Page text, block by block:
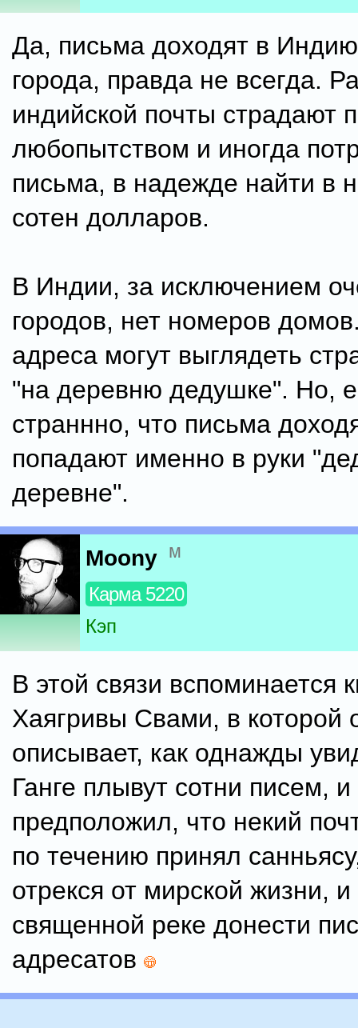
Да, письма доходят в
города, правда не всегда.
индийской почты
любопытством и иногда
письма, в надежде найти в
сотен долларов.
В Индии, за исключением
городов, нет номеров
адреса могут выглядеть
"на деревню дедушке". Но,
страннно, что письма
попадают именно в руки
деревне".
Moony м
Карма 5220
Кэп
В этой связи вспоминается
Хаягривы Свами, в которой
описывает, как однажды
Ганге плывут сотни писем, и
предположил, что некий
по течению принял
отрекся от мирской жизни,
священной реке донести
адресатов